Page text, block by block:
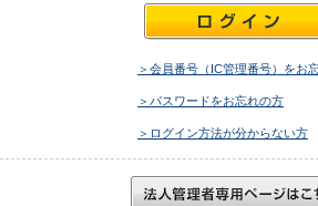
＞会員番号（IC管理番号）をお
＞パスワードをお忘れの方
＞ログイン方法が分からない方